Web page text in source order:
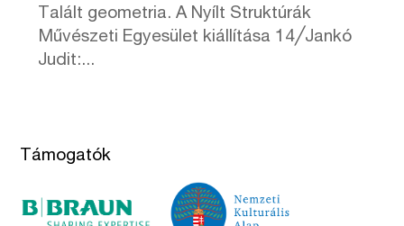
Talált geometria. A Nyílt Struktúrák
Művészeti Egyesület kiállítása 14╱Jankó
Judit:...
Támogatók